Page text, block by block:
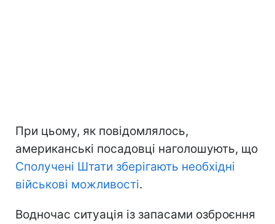
При цьому, як повідомлялось,
американські посадовці наголошують, що
Сполучені Штати зберігають необхідні
військові можливості.
Водночас ситуація із запасами озброєння